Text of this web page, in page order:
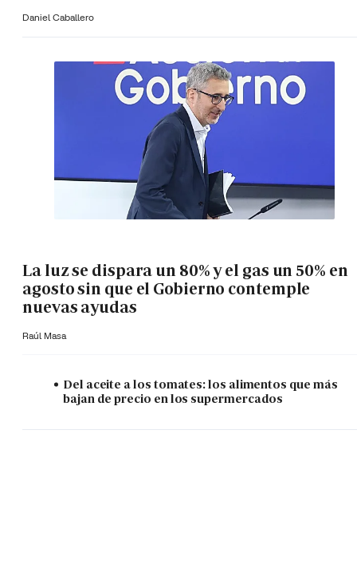
Daniel Caballero
La luz se dispara un 80% y el gas un 50% en
agosto sin que el Gobierno contemple
nuevas ayudas
Raúl Masa
Del aceite a los tomates: los alimentos que más
bajan de precio en los supermercados